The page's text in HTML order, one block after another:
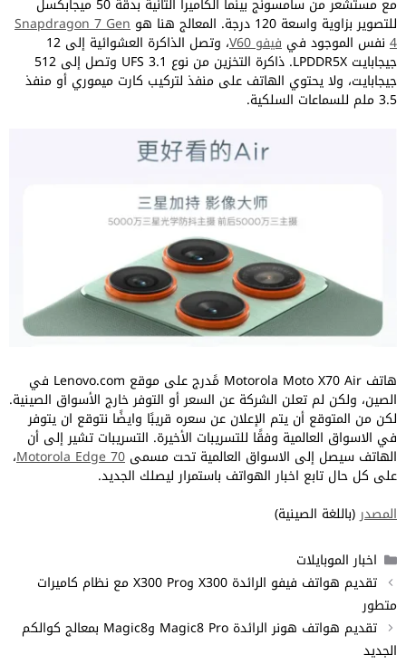
مع مستشعر من سامسونج بينما الكاميرا الثانية بدقة 50 ميجابكسل
للتصوير بزاوية واسعة 120 درجة. المعالج هنا هو Snapdragon 7 Gen
4 نفس الموجود في فيفو V60 ، وتصل الذاكرة العشوائية إلى 12
جيجابايت LPDDR5X. ذاكرة التخزين من نوع UFS 3.1 وتصل إلى 512
جيجابايت، ولا يحتوي الهاتف على منفذ لتركيب كارت ميموري أو منفذ
3.5 ملم للسماعات السلكية.
هاتف Motorola Moto X70 Air مًدرج على موقع Lenovo.com في
الصين، ولكن لم تعلن الشركة عن السعر أو التوفر خارج الأسواق الصينية.
لكن من المتوقع أن يتم الإعلان عن سعره قريبًا وايضًا نتوقع ان يتوفر
في الاسواق العالمية وفقًا للتسريبات الأخيرة. التسريبات تشير إلى أن
الهاتف سيصل إلى الاسواق العالمية تحت مسمى Motorola Edge 70،
على كل حال تابع اخبار الهواتف باستمرار ليصلك الجديد.
المصدر(باللغة الصينية)
التصنيفات
اخبار الموبايلات
تقديم هواتف فيفو الرائدة X300 وX300 Pro مع نظام كاميرات
متطور
تقديم هواتف هونر الرائدة Magic8 Pro وMagic8 بمعالج كوالكم
الجديد